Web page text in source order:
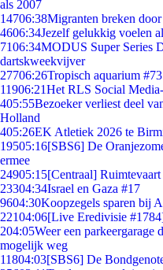
als 2007
14706:38Migranten breken
4606:34Jezelf gelukkig voelen
7106:34MODUS Super Series
dartskweekvijver
27706:26Tropisch aquarium
11906:21Het RLS Social
405:55Bezoeker verliest deel
Holland
405:26EK Atletiek 2026 te
19505:16[SBS6] De
ermee
24905:15[Centraal]
23304:34Israel en Gaza #17
9604:30Koopzegels sparen bij
22104:06[Live Eredivisie
204:05Weer een parkeergarage
mogelijk weg
11804:03[SBS6] De